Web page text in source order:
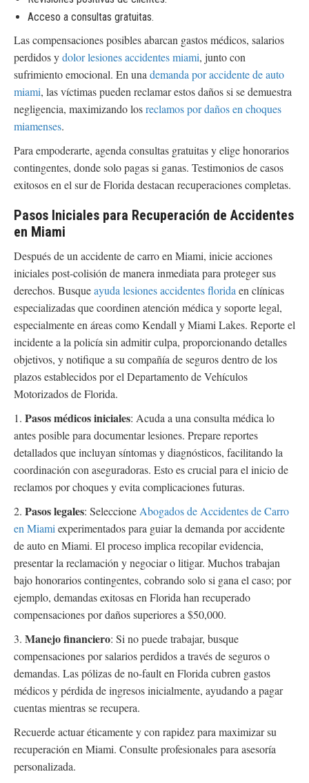
Acceso a consultas gratuitas.
Las compensaciones posibles abarcan gastos médicos, salarios
perdidos ydolor lesiones accidentes miami, junto con
sufrimiento emocional. En una demanda por accidente de auto
miami, las víctimas pueden reclamar estos daños si se demuestra
negligencia, maximizando losreclamos por daños en choques
miamenses.
Para empoderarte, agenda consultas gratuitas y elige honorarios
contingentes, donde solo pagas si ganas. Testimonios de casos
exitosos en el sur de Florida destacan recuperaciones completas.
Pasos Iniciales para Recuperación de Accidentes
en Miami
Después de un accidente de carro en Miami, inicie acciones
iniciales post-colisión de manera inmediata para proteger sus
derechos. Busqueayuda lesiones accidentes florida en clínicas
especializadas que coordinen atención médica y soporte legal,
especialmente en áreas como Kendall y Miami Lakes. Reporte el
incidente a la policía sin admitir culpa, proporcionando detalles
objetivos, y notifique a su compañía de seguros dentro de los
plazos establecidos por el Departamento de Vehículos
Motorizados de Florida.
1. Pasos médicos iniciales: Acuda a una consulta médica lo
antes posible para documentar lesiones. Prepare reportes
detallados que incluyan síntomas y diagnósticos, facilitando la
coordinación con aseguradoras. Esto es crucial para el inicio de
reclamos por choques y evita complicaciones futuras.
2. Pasos legales: Seleccione Abogados de Accidentes de Carro
en Miami experimentados para guiar la demanda por accidente
de auto en Miami. El proceso implica recopilar evidencia,
presentar la reclamación y negociar o litigar. Muchos trabajan
bajo honorarios contingentes, cobrando solo si gana el caso; por
ejemplo, demandas exitosas en Florida han recuperado
compensaciones por daños superiores a $50,000.
3. Manejo financiero: Si no puede trabajar, busque
compensaciones por salarios perdidos a través de seguros o
demandas. Las pólizas de no-fault en Florida cubren gastos
médicos y pérdida de ingresos inicialmente, ayudando a pagar
cuentas mientras se recupera.
Recuerde actuar éticamente y con rapidez para maximizar su
recuperación en Miami. Consulte profesionales para asesoría
personalizada.